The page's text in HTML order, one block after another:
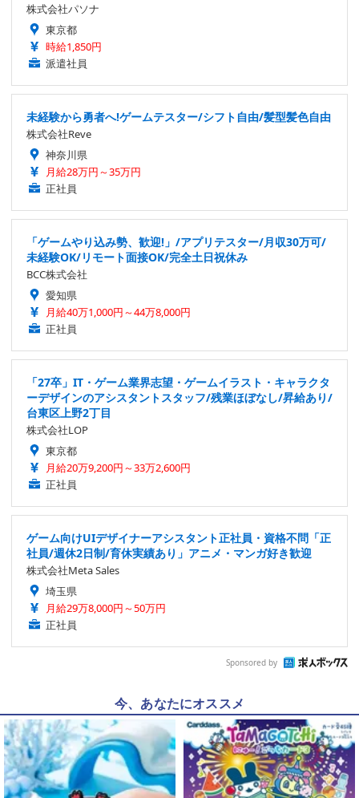
株式会社パソナ
東京都
時給1,850円
派遣社員
未経験から勇者へ!ゲームテスター/シフト自由/髪型髪色自由
株式会社Reve
神奈川県
月給28万円～35万円
正社員
「ゲームやり込み勢、歓迎!」/アプリテスター/月収30万可/
未経験OK/リモート面接OK/完全土日祝休み
BCC株式会社
愛知県
月給40万1,000円～44万8,000円
正社員
「27卒」IT・ゲーム業界志望・ゲームイラスト・キャラクタ
ーデザインのアシスタントスタッフ/残業ほぼなし/昇給あり/
台東区上野2丁目
株式会社LOP
東京都
月給20万9,200円～33万2,600円
正社員
ゲーム向けUIデザイナーアシスタント正社員・資格不問「正
社員/週休2日制/育休実績あり」アニメ・マンガ好き歓迎
株式会社Meta Sales
埼玉県
月給29万8,000円～50万円
正社員
Sponsored by
今、あなたにオススメ